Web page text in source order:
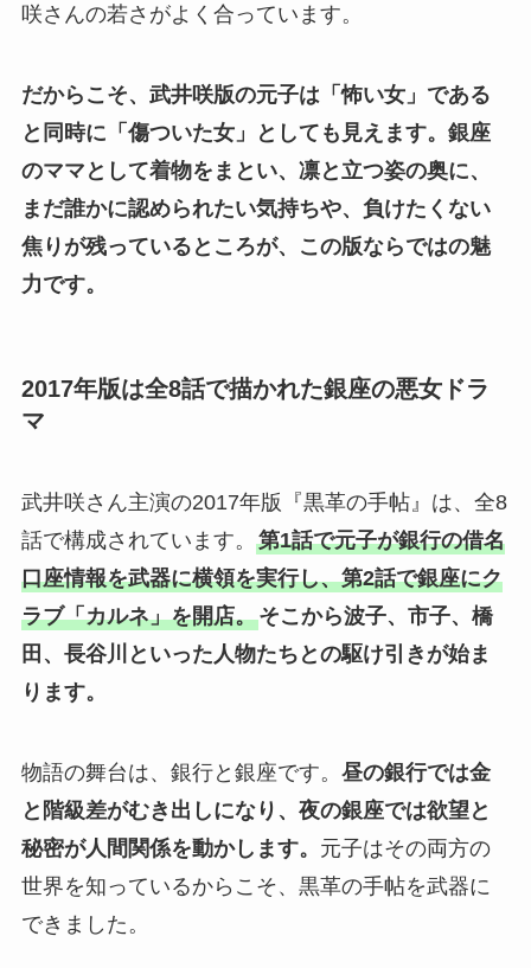
咲さんの若さがよく合っています。
だからこそ、武井咲版の元子は「怖い女」である
と同時に「傷ついた女」としても見えます。 銀座
のママとして着物をまとい、凛と立つ姿の奥に、
まだ誰かに認められたい気持ちや、負けたくない
焦りが残っているところが、この版ならではの魅
力です。
2017年版は全8話で描かれた銀座の悪女ドラ
マ
武井咲さん主演の2017年版『黒革の手帖』は、全8
話で構成されています。 第1話で元子が銀行の借名
口座情報を武器に横領を実行し、第2話で銀座にク
ラブ「カルネ」を開店。そこから波子、市子、橋
田、長谷川といった人物たちとの駆け引きが始ま
ります。
物語の舞台は、銀行と銀座です。 昼の銀行では金
と階級差がむき出しになり、夜の銀座では欲望と
秘密が人間関係を動かします。 元子はその両方の
世界を知っているからこそ、黒革の手帖を武器に
できました。